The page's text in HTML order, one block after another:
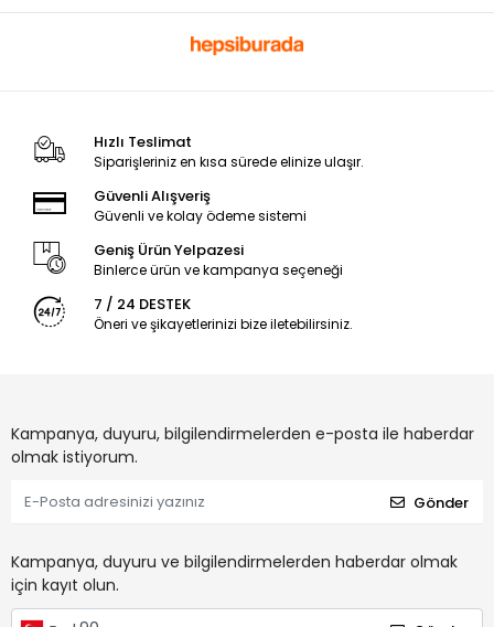
Hızlı Teslimat
Siparişleriniz en kısa sürede elinize ulaşır.
Güvenli Alışveriş
Güvenli ve kolay ödeme sistemi
Geniş Ürün Yelpazesi
Binlerce ürün ve kampanya seçeneği
7 / 24 DESTEK
Öneri ve şikayetlerinizi bize iletebilirsiniz.
Kampanya, duyuru, bilgilendirmelerden e-posta ile haberdar
olmak istiyorum.
Gönder
Kampanya, duyuru ve bilgilendirmelerden haberdar olmak
için kayıt olun.